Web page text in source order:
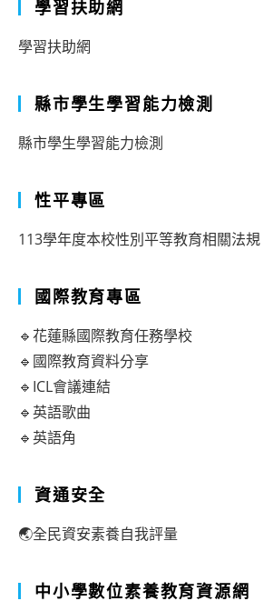
學習扶助網
學習扶助網
縣市學生學習能力檢測
縣市學生學習能力檢測
性平專區
113學年度本校性別平等教育相關法規
國際教育專區
🔹花蓮縣國際教育任務學校
🔹國際教育資料分享
🔹ICL會議連結
🔹英語歌曲
🔹英語角
資通安全
🌏全民資安素養自我評量
中小學數位素養教育資源網